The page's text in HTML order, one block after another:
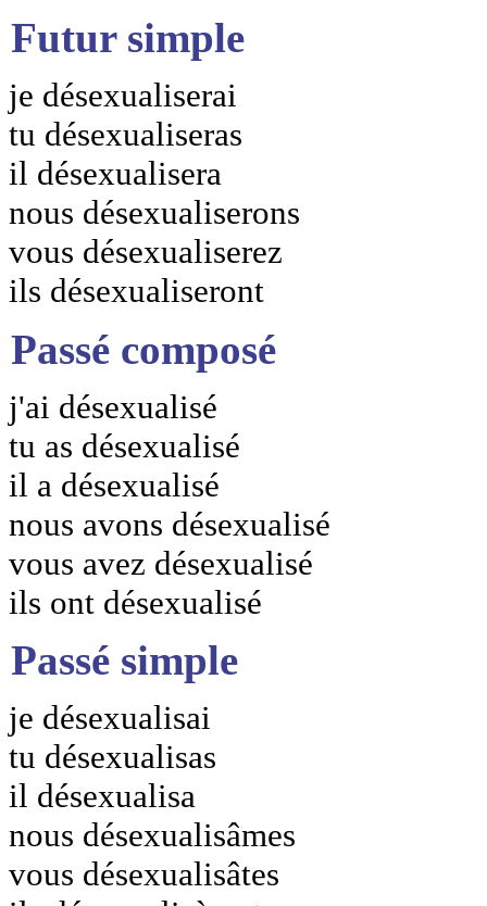
Futur simple
je désexualiserai
tu désexualiseras
il désexualisera
nous désexualiserons
vous désexualiserez
ils désexualiseront
Passé composé
j'ai désexualisé
tu as désexualisé
il a désexualisé
nous avons désexualisé
vous avez désexualisé
ils ont désexualisé
Passé simple
je désexualisai
tu désexualisas
il désexualisa
nous désexualisâmes
vous désexualisâtes